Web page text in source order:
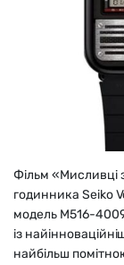
Фільм «Мисливці
годинника Seiko
модель M516-
із
найбільш